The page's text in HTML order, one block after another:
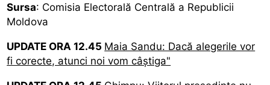
Sursa: Comisia Electorală Centrală a Republicii
Moldova
UPDATE ORA 12.45 Maia Sandu: Dacă alegerile vor
fi corecte, atunci noi vom câștiga"